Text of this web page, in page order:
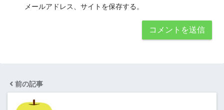
メールアドレス、サイトを保存する。
前の記事